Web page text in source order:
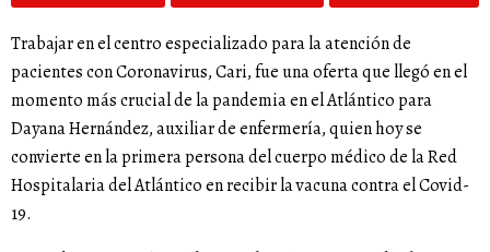
Trabajar en el centro especializado para la atención de
pacientes con Coronavirus, Cari, fue una oferta que llegó en el
momento más crucial de la pandemia en el Atlántico para
Dayana Hernández, auxiliar de enfermería, quien hoy se
convierte en la primera persona del cuerpo médico de la Red
Hospitalaria del Atlántico en recibir la vacuna contra el Covid-
19.